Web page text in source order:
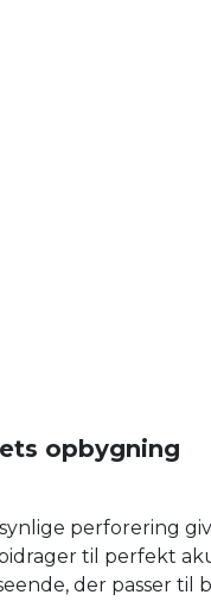
opbygning
perforering
til perfekt
der passer til